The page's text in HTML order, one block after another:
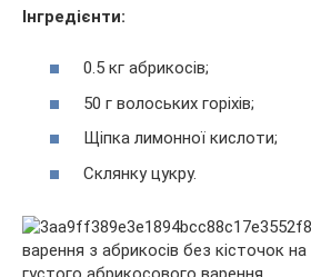
Інгредієнти:
0.5 кг абрикосів;
50 г волоських горіхів;
Щіпка лимонної кислоти;
Склянку цукру.